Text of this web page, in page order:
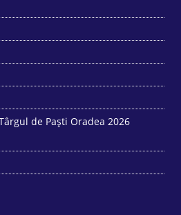
de Paști Oradea 2026